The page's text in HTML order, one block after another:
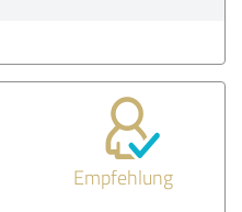
Empfehlung